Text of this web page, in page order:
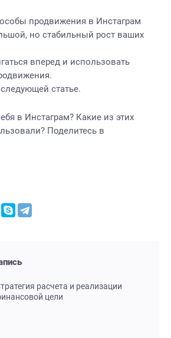
продвижения в Инстаграм
но стабильный рост ваших
вперед и использовать
статье.
в Инстаграм? Какие из этих
Поделитесь в
расчета и реализации
цели